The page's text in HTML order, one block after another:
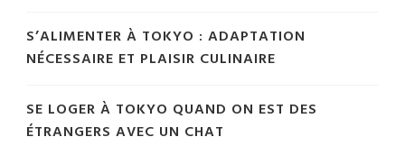
S’ALIMENTER À TOKYO : ADAPTATION
NÉCESSAIRE ET PLAISIR CULINAIRE
SE LOGER À TOKYO QUAND ON EST DES
ÉTRANGERS AVEC UN CHAT